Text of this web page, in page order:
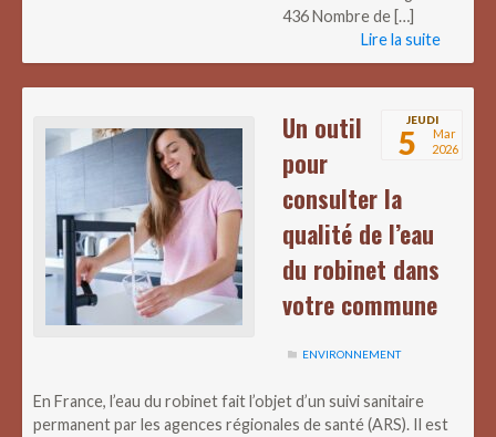
436 Nombre de […]
Lire la suite
JEUDI
5
Mar
2026
Un outil
pour
consulter la
qualité de l’eau
du robinet dans
votre commune
ENVIRONNEMENT
En France, l’eau du robinet fait l’objet d’un suivi sanitaire
permanent par les agences régionales de santé (ARS). Il est